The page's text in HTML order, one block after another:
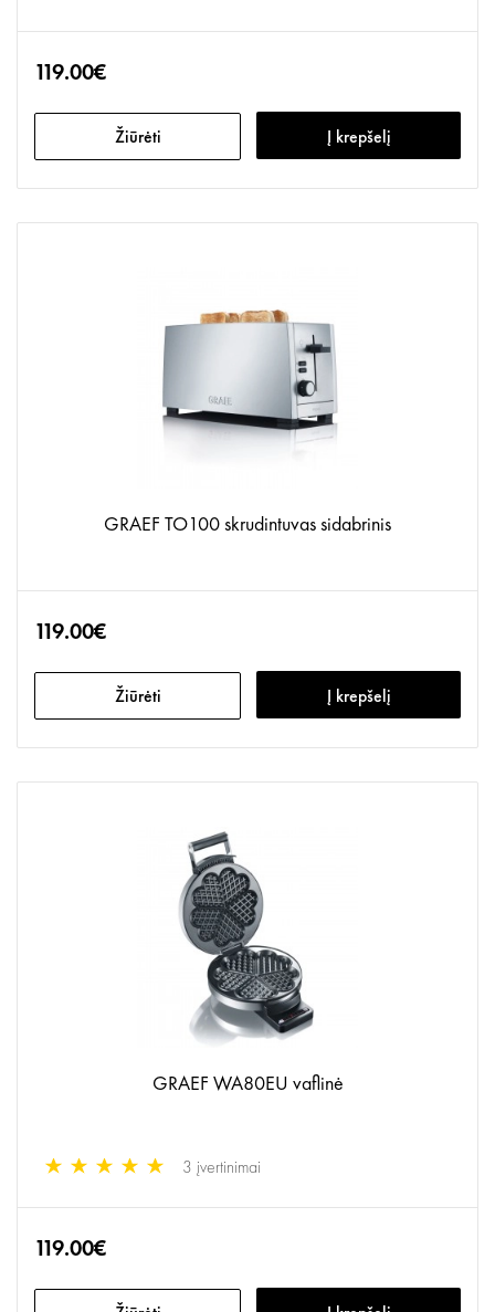
119.00€
Žiūrėti Į krepšelį
GRAEF TO100 skrudintuvas sidabrinis
119.00€
Žiūrėti Į krepšelį
GRAEF WA80EU vaflinė
3 įvertinimai
119.00€